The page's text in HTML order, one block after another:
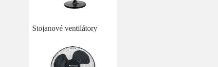
Stojanové ventilátory